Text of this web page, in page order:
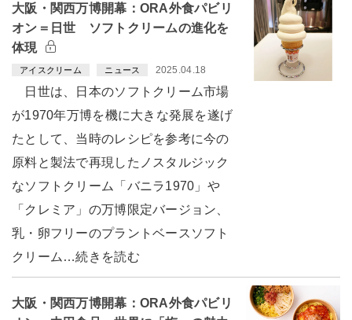
大阪・関西万博開幕：ORA外食パビリ
オン＝日世 ソフトクリームの進化を
体現
アイスクリーム ニュース 2025.04.18
日世は、日本のソフトクリーム市場
が1970年万博を機に大きな発展を遂げ
たとして、当時のレシピを参考に今の
原料と製法で再現したノスタルジック
なソフトクリーム「バニラ1970」や
「クレミア」の万博限定バージョン、
乳・卵フリーのプラントベースソフト
クリーム…続きを読む
大阪・関西万博開幕：ORA外食パビリ